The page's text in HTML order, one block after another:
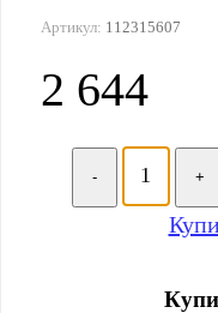
Артикул: 112315607
2 644
- +